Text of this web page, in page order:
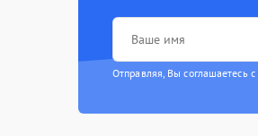
Отправляя, Вы соглашаетесь с